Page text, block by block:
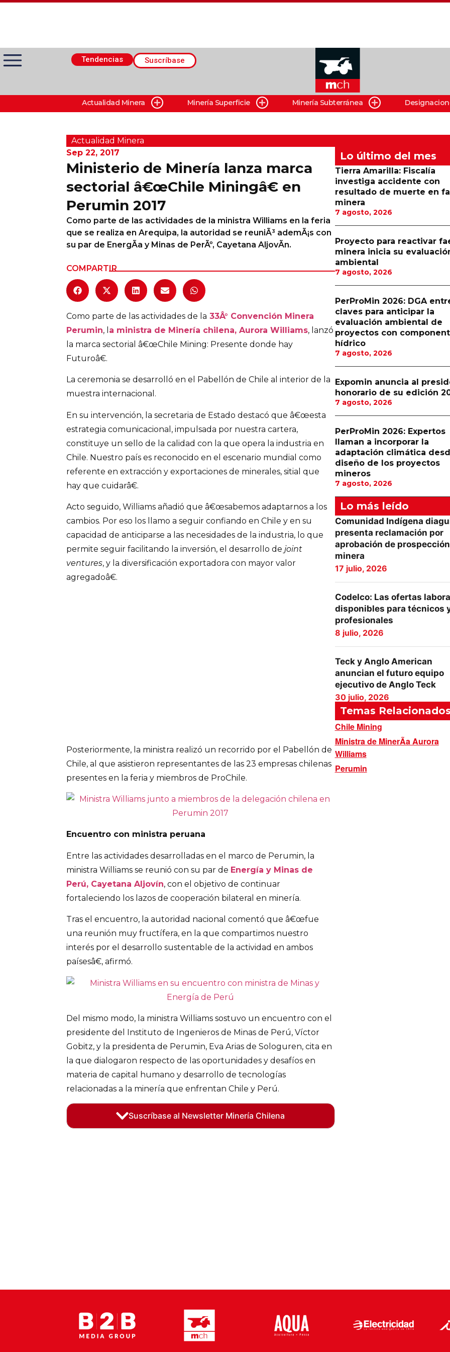
Tendencias Suscríbase
Actualidad Minera
Minería Superficie
Minerí­a Subterránea
Columnas de Opinión
Calendario de Eventos
Actualidad Minera Minería Superficie Minería Subterránea
Actualidad Minera
Sep 22, 2017
Ministerio de Minería lanza marca
sectorial â€œChile Miningâ€ en
Perumin 2017
Como parte de las actividades de la ministra Williams en la feria
que se realiza en Arequipa, la autoridad se reuniÃ³ ademÃ¡s con
su par de EnergÃ­a y Minas de PerÃº, Cayetana AljovÃ­n.
COMPARTIR
Como parte de las actividades de la 33Â° Convención Minera
Perumin, l a ministra de Minería chilena, Aurora Williams, lanzó
la marca sectorial â€œChile Mining: Presente donde hay
Futuroâ€.
La ceremonia se desarrolló en el Pabellón de Chile al interior de la
muestra internacional.
En su intervención, la secretaria de Estado destacó que â€œesta
estrategia comunicacional, impulsada por nuestra cartera,
constituye un sello de la calidad con la que opera la industria en
Chile. Nuestro país es reconocido en el escenario mundial como
referente en extracción y exportaciones de minerales, sitial que
hay que cuidarâ€.
Acto seguido, Williams añadió que â€œsabemos adaptarnos a los
cambios. Por eso los llamo a seguir confiando en Chile y en su
capacidad de anticiparse a las necesidades de la industria, lo que
permite seguir facilitando la inversión, el desarrollo de joint
ventures, y la diversificación exportadora con mayor valor
agregadoâ€.
Posteriormente, la ministra realizó un recorrido por el Pabellón de
Chile, al que asistieron representantes de las 23 empresas chilenas
presentes en la feria y miembros de ProChile.
Encuentro con ministra peruana
Entre las actividades desarrolladas en el marco de Perumin, la
ministra Williams se reunió con su par de Energía y Minas de
Perú, Cayetana Aljovín, con el objetivo de continuar
fortaleciendo los lazos de cooperación bilateral en minería.
Tras el encuentro, la autoridad nacional comentó que â€œfue
una reunión muy fructífera, en la que compartimos nuestro
interés por el desarrollo sustentable de la actividad en ambos
paísesâ€, afirmó.
Del mismo modo, la ministra Williams sostuvo un encuentro con el
presidente del Instituto de Ingenieros de Minas de Perú, Víctor
Gobitz, y la presidenta de Perumin, Eva Arias de Sologuren, cita en
la que dialogaron respecto de las oportunidades y desafíos en
materia de capital humano y desarrollo de tecnologías
relacionadas a la minería que enfrentan Chile y Perú.
Suscríbase al Newsletter Minería Chilena
Lo último del mes
Tierra Amarilla: Fiscalía
investiga accidente con
resultado de muerte en
minera
7 agosto, 2026
Proyecto para reactivar
minera inicia su
ambiental
7 agosto, 2026
PerProMin 2026: DGA
claves para anticipar la
evaluación ambiental de
proyectos con
hídrico
7 agosto, 2026
Expomin anuncia al
honorario de su edición
7 agosto, 2026
PerProMin 2026: Expertos
llaman a incorporar la
adaptación climática
diseño de los proyectos
mineros
7 agosto, 2026
Lo más leído
Comunidad Indígena
presenta reclamación por
aprobación de prospección
minera
17 julio, 2026
Codelco: Las ofertas
disponibles para técnicos
profesionales
8 julio, 2026
Teck y Anglo American
anuncian el futuro equipo
ejecutivo de Anglo Teck
30 julio, 2026
Temas Relacionados
Chile Mining
Ministra de MinerÃ­a Aurora
Williams
Perumin